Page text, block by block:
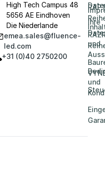
High Tech Campus 48
5656 AE Eindhoven
Die Niederlande
emea.sales@fluence-
led.com
+31 (0)40 2750200
Ihre
und
und